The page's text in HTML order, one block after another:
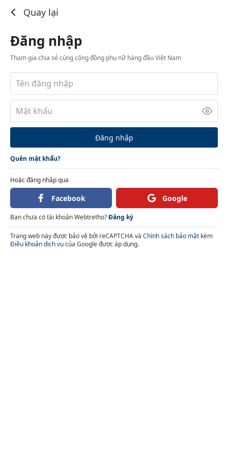
Quay lại
Đăng nhập
Tham gia chia sẻ cùng cộng đồng phụ nữ hàng đầu Việt Nam
Đăng nhập
Quên mật khẩu?
Hoặc đăng nhập qua
Facebook Google
Bạn chưa có tài khoản Webtretho?Đăng ký
Trang web này được bảo vệ bởi reCAPTCHA và Chính sách bảo mật kèm
Điều khoản dịch vụcủa Google được áp dụng.